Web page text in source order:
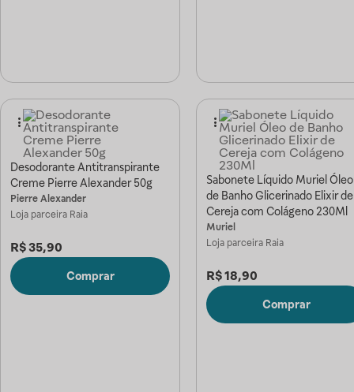
Desodorante Antitranspirante
Creme Pierre Alexander 50g
Pierre Alexander
Loja parceira Raia
R$35,90
Comprar
Sabonete Líquido Muriel Óleo
de Banho Glicerinado Elixir de
Cereja com Colágeno 230Ml
Muriel
Loja parceira Raia
R$18,90
Comprar